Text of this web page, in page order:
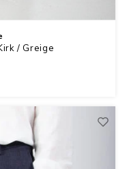
/ Greige